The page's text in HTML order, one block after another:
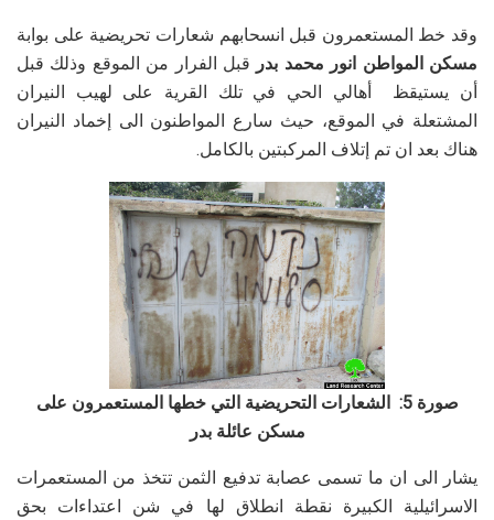
وقد خط المستعمرون قبل انسحابهم شعارات تحريضية على بوابة
مسكن المواطن انور محمد بدر قبل الفرار من الموقع وذلك قبل
أن يستيقظ أهالي الحي في تلك القرية على لهيب النيران
المشتعلة في الموقع، حيث سارع المواطنون الى إخماد النيران
هناك بعد ان تم إتلاف المركبتين بالكامل.
صورة 5: الشعارات التحريضية التي خطها المستعمرون على
مسكن عائلة بدر
يشار الى ان ما تسمى عصابة تدفيع الثمن تتخذ من المستعمرات
الاسرائيلية الكبيرة نقطة انطلاق لها في شن اعتداءات بحق